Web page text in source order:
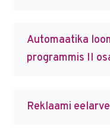
Automaatika
programmis II
Reklaami